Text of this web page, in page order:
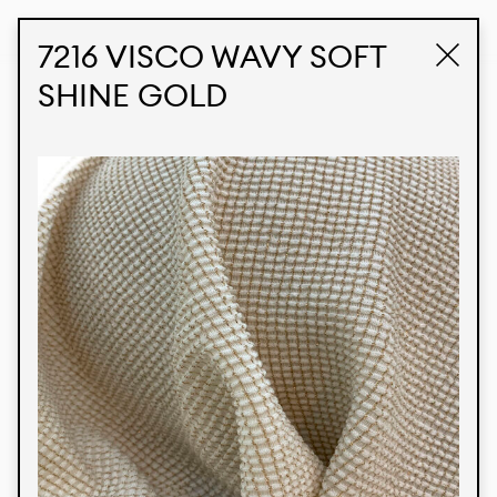
7216 VISCO WAVY SOFT
SHINE GOLD
Produtos
Temos orgulho de expressar nossa identidade
brasileira por meio de nossos tecidos e estampas
personalizadas, trabalhando em colaboração
com nossos clientes e dando vida aos seus
conceitos e criações. Nossa extensa linha de
produtos tem opções para diferentes mercados.
Oferecemos também tecidos ecológicos e
tecnológicos que podem ser acabados em
qualquer cor sólida ou impressão digital.
Cores